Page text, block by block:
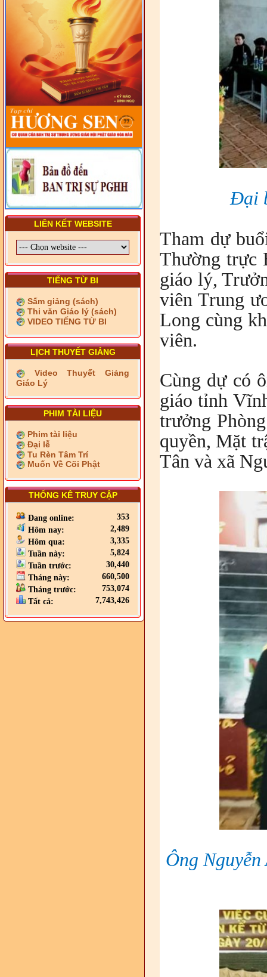
LUẬT VIỆT NAM
- LỚP TẬP HUẤN LỊCH SỬ,
PHÁP LUẬT VIỆT NAM VÀ
HIẾN CHƯƠNG GIÁO HỘI
PGHH NHIỆM KỲ VI (2024-
2029) CHO TRỊ SỰ VIÊN
TRUNG ƯƠNG, BAN ĐẠI
DIỆN TỈNH VÀ GIÁO LÝ
VIÊN - CHUYÊN ĐỀ: SỰ RA
ĐỜI, BẢN CHẤT, CHỨC
NĂNG VÀ HÌNH THỨC CỦA
NƯỚC CHXHCN VIỆT NAM
LIÊN KẾT WEBSITE
TIẾNG TỪ BI
Sấm giảng (sách)
Thi văn Giáo lý (sách)
VIDEO TIẾNG TỪ BI
LỊCH THUYẾT GIẢNG
Video Thuyết Giảng
Giáo Lý
PHIM TÀI LIỆU
Phim tài liệu
Đại lễ
Tu Rèn Tâm Trí
Muốn Về Cõi Phật
THỐNG KÊ TRUY CẬP
Đang online:
353
Hôm nay:
2,489
Hôm qua:
3,335
Tuần này:
5,824
Tuần trước:
30,440
Tháng này:
660,500
Tháng trước:
753,074
Tất cả:
7,743,426
Đại
Tham dự
Thường trực
giáo lý,
viên Trung
Long cùng
viên.
Cùng dự có
giáo tỉnh
trưởng
quyền, Mặt
Tân và xã
Ông